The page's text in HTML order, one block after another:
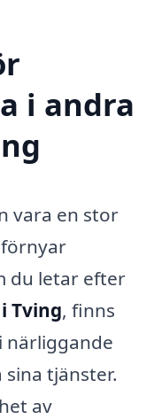
i andra
vara en stor
du letar efter
Tving, finns
närliggande
tjänster.
av